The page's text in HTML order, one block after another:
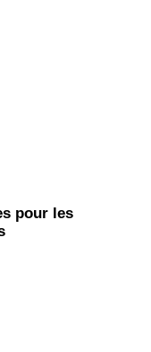
pour les